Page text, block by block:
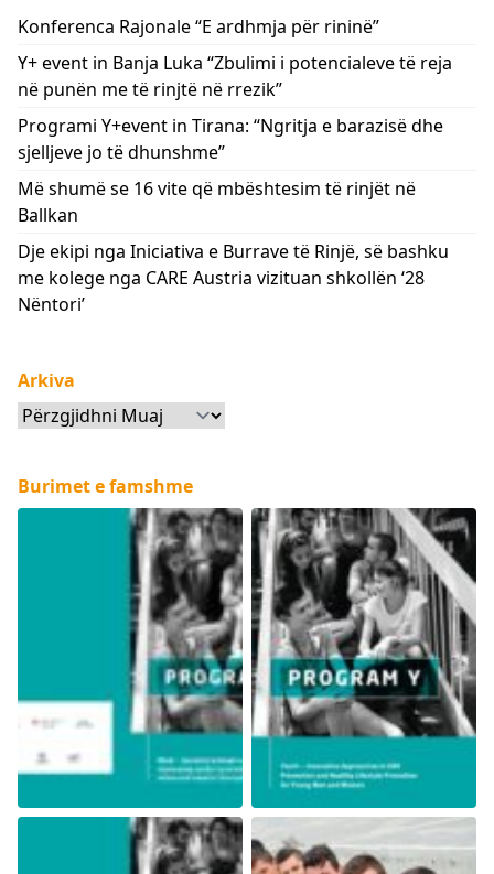
Konferenca Rajonale “E ardhmja për rininë”
Y+ event in Banja Luka “Zbulimi i potencialeve të reja
në punën me të rinjtë në rrezik”
Programi Y+event in Tirana: “Ngritja e barazisë dhe
sjelljeve jo të dhunshme”
Më shumë se 16 vite që mbështesim të rinjët në
Ballkan
Dje ekipi nga Iniciativa e Burrave të Rinjë, së bashku
me kolege nga CARE Austria vizituan shkollën ‘28
Nëntori’
Arkiva
Arkiva
Burimet e famshme